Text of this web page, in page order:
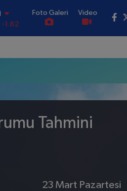
-1.82
0
Foto Galeri Video
Tahmini
23 Mart Pazartesi